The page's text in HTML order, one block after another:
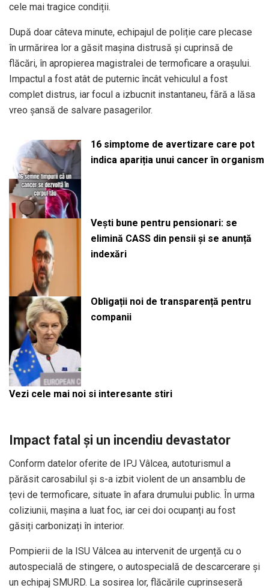
cele mai tragice condiții.
După doar câteva minute, echipajul de poliție care plecase
în urmărirea lor a găsit mașina distrusă și cuprinsă de
flăcări, în apropierea magistralei de termoficare a orașului.
Impactul a fost atât de puternic încât vehiculul a fost
complet distrus, iar focul a izbucnit instantaneu, fără a lăsa
vreo șansă de salvare pasagerilor.
16 simptome de avertizare care pot
indica apariția unui cancer în organism
Vești bune pentru pensionari: se
elimină CASS din pensii și se anunță
indexări
Obligații noi de transparență pentru
companii
Vezi cele mai noi si interesante stiri
Impact fatal și un incendiu devastator
Conform datelor oferite de IPJ Vâlcea, autoturismul a
părăsit carosabilul și s-a izbit violent de un ansamblu de
țevi de termoficare, situate în afara drumului public. În urma
coliziunii, mașina a luat foc, iar cei doi ocupanți au fost
găsiți carbonizați în interior.
Pompierii de la ISU Vâlcea au intervenit de urgență cu o
autospecială de stingere, o autospecială de descarcerare și
un echipaj SMURD. La sosirea lor, flăcările cuprinseseră